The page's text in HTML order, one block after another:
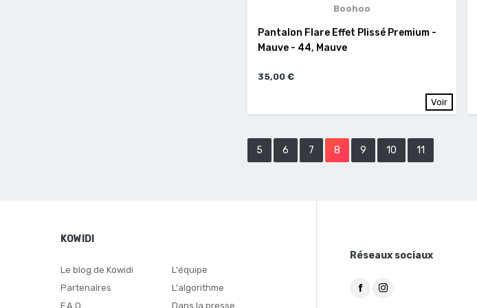
Boohoo
Pantalon Flare Effet Plissé Premium -
Mauve - 44, Mauve
35,00 €
Voir
5 6 7 8 9 10 11
KOWIDI
Le blog de Kowidi
Partenaires
F.A.Q
L'équipe
L'algorithme
Dans la presse
Réseaux sociaux